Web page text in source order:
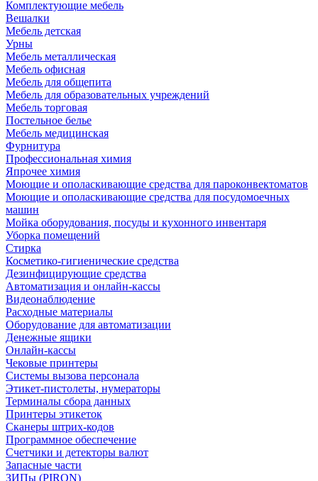
Комплектующие мебель
Вешалки
Мебель детская
Урны
Мебель металлическая
Мебель офисная
Мебель для общепита
Мебель для образовательных учреждений
Мебель торговая
Постельное белье
Мебель медицинская
Фурнитура
Профессиональная химия
Япрочее химия
Моющие и ополаскивающие средства для пароконвектоматов
Моющие и ополаскивающие средства для посудомоечных
машин
Мойка оборудования, посуды и кухонного инвентаря
Уборка помещений
Стирка
Косметико-гигиенические средства
Дезинфицирующие средства
Автоматизация и онлайн-кассы
Видеонаблюдение
Расходные материалы
Оборудование для автоматизации
Денежные ящики
Онлайн-кассы
Чековые принтеры
Системы вызова персонала
Этикет-пистолеты, нумераторы
Терминалы сбора данных
Принтеры этикеток
Сканеры штрих-кодов
Программное обеспечение
Счетчики и детекторы валют
Запасные части
ЗИПы (PIRON)